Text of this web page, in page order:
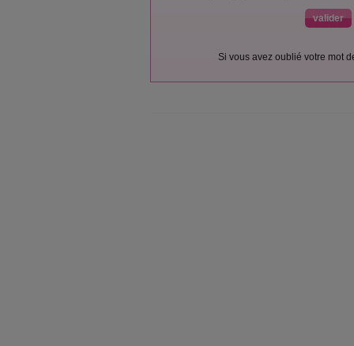
Si vous avez oublié votre mot